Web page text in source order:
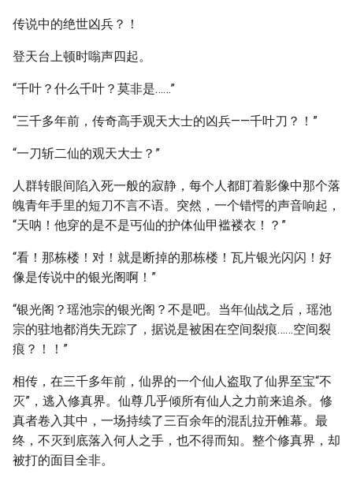
传说中的绝世凶兵？！
登天台上顿时嗡声四起。
“千叶？什么千叶？莫非是……”
“三千多年前，传奇高手观天大士的凶兵——千叶刀？！”
“一刀斩二仙的观天大士？”
人群转眼间陷入死一般的寂静，每个人都盯着影像中那个落
魄青年手里的短刀不言不语。突然，一个错愕的声音响起，
“天呐！他穿的是不是丐仙的护体仙甲褴褛衣！？”
“看！那栋楼！对！就是断掉的那栋楼！瓦片银光闪闪！好
像是传说中的银光阁啊！”
“银光阁？瑶池宗的银光阁？不是吧。当年仙战之后，瑶池
宗的驻地都消失无踪了，据说是被困在空间裂痕……空间裂
痕？！！”
相传，在三千多年前，仙界的一个仙人盗取了仙界至宝“不
灭”，逃入修真界。仙尊几乎倾所有仙人之力前来追杀。修
真者卷入其中，一场持续了三百余年的混乱拉开帷幕。最
终，不灭到底落入何人之手，也不得而知。整个修真界，却
被打的面目全非。